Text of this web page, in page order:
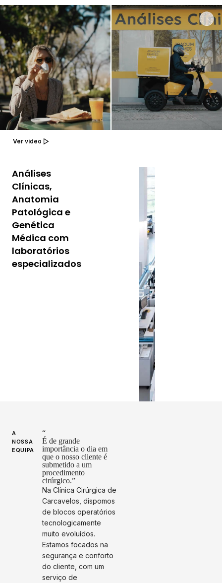
Ver video
Análises
Clínicas,
Anatomia
Patológica e
Genética
Médica com
laboratórios
especializados
A
NOSSA
EQUIPA
“
É de grande
importância o dia em
que o nosso cliente é
submetido a um
procedimento
cirúrgico.”
Na Clínica Cirúrgica de
Carcavelos, dispomos
de blocos operatórios
tecnologicamente
muito evoluídos.
Estamos focados na
segurança e conforto
do cliente, com um
serviço de